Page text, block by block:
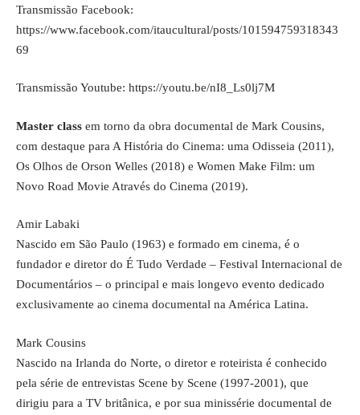
Transmissão Facebook:
https://www.facebook.com/itaucultural/posts/101594759318343
69
Transmissão Youtube: https://youtu.be/nI8_Ls0lj7M
Master class em torno da obra documental de Mark Cousins,
com destaque para A História do Cinema: uma Odisseia (2011),
Os Olhos de Orson Welles (2018) e Women Make Film: um
Novo Road Movie Através do Cinema (2019).
Amir Labaki
Nascido em São Paulo (1963) e formado em cinema, é o
fundador e diretor do É Tudo Verdade – Festival Internacional de
Documentários – o principal e mais longevo evento dedicado
exclusivamente ao cinema documental na América Latina.
Mark Cousins
Nascido na Irlanda do Norte, o diretor e roteirista é conhecido
pela série de entrevistas Scene by Scene (1997-2001), que
dirigiu para a TV britânica, e por sua minissérie documental de